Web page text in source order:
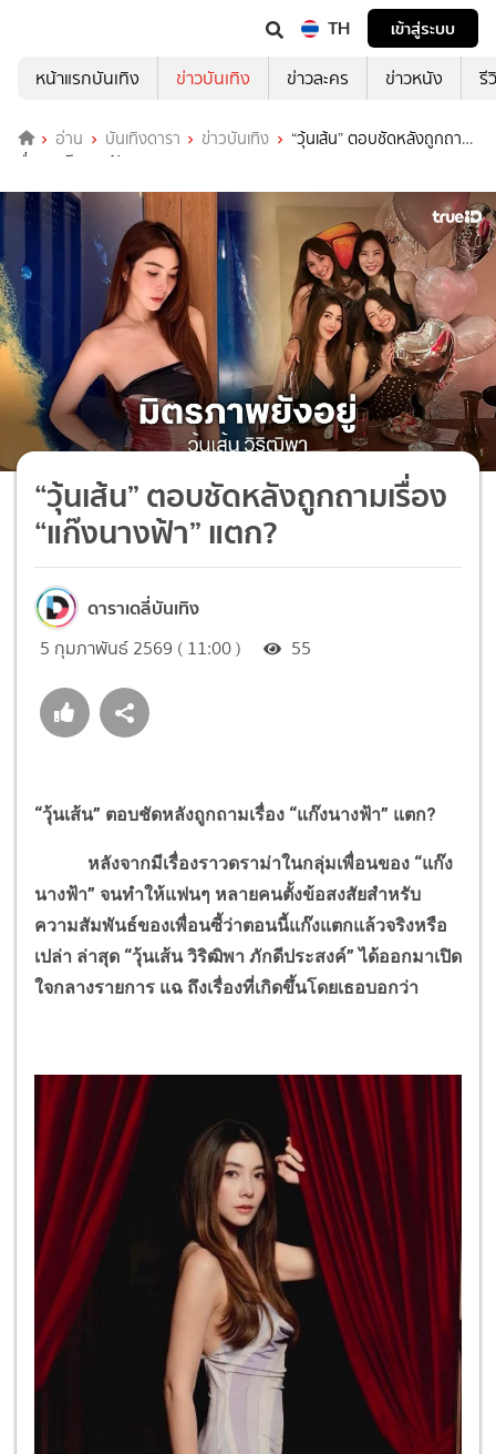
TH
เข้าสู่ระบบ
หน้าแรกบันเทิง
ข่าวบันเทิง ข่าวละคร ข่าวหนัง รี
อ่าน บันเทิงดารา ข่าวบันเทิง
“วุ้นเส้น” ตอบชัดหลังถูกถาม
เรื่อง “แก๊งนางฟ้า” แตก?
“วุ้นเส้น” ตอบชัดหลังถูกถามเรื่อง
“แก๊งนางฟ้า” แตก?
ดาราเดลี่บันเทิง
5 กุมภาพันธ์ 2569 ( 11:00 ) 55
“วุ้นเส้น” ตอบชัดหลังถูกถามเรื่อง “แก๊งนางฟ้า” แตก?
หลังจากมีเรื่องราวดราม่าในกลุ่มเพื่อนของ “แก๊ง
นางฟ้า” จนทำให้แฟนๆ หลายคนตั้งข้อสงสัยสำหรับ
ความสัมพันธ์ของเพื่อนซี้ว่าตอนนี้แก๊งแตกแล้วจริงหรือ
เปล่า ล่าสุด “วุ้นเส้น วิริฒิพา ภักดีประสงค์” ได้ออกมาเปิด
ใจกลางรายการ แฉ ถึงเรื่องที่เกิดขึ้นโดยเธอบอกว่า